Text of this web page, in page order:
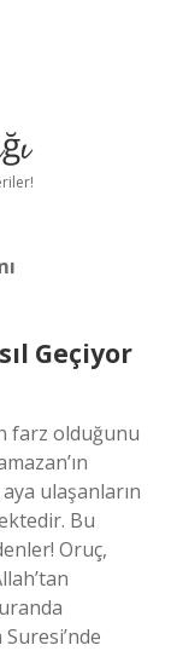
Geçiyor
farz olduğunu
ulaşanların
Bu
Oruç,